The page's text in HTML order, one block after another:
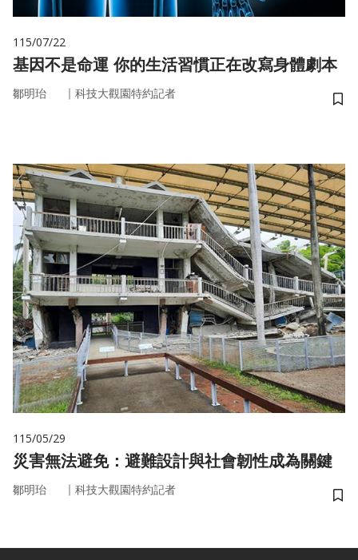
115/07/22
基因不是命運 你的生活習慣正在改寫身體劇本
鄒明珆 ｜ 科技大觀園特約記者
儲
115/05/29
災害無法避免：避難設計與社會韌性成為關鍵
鄒明珆 ｜ 科技大觀園特約記者
儲